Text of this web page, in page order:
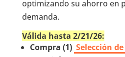
optimizando su ahorro en
demanda.
Válida hasta 2/21/26:
Compra (1) Selección de